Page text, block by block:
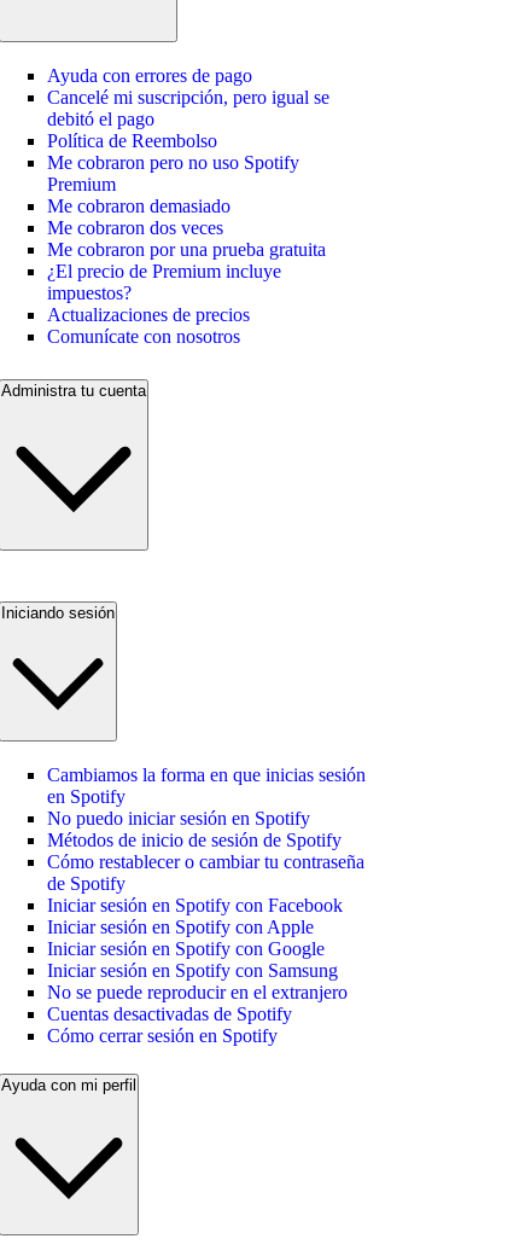
Ayuda con errores de pago
Cancelé mi suscripción, pero igual se
debitó el pago
Política de Reembolso
Me cobraron pero no uso Spotify
Premium
Me cobraron demasiado
Me cobraron dos veces
Me cobraron por una prueba gratuita
¿El precio de Premium incluye
impuestos?
Actualizaciones de precios
Comunícate con nosotros
Administra tu cuenta
Iniciando sesión
Cambiamos la forma en que inicias sesión
en Spotify
No puedo iniciar sesión en Spotify
Métodos de inicio de sesión de Spotify
Cómo restablecer o cambiar tu contraseña
de Spotify
Iniciar sesión en Spotify con Facebook
Iniciar sesión en Spotify con Apple
Iniciar sesión en Spotify con Google
Iniciar sesión en Spotify con Samsung
No se puede reproducir en el extranjero
Cuentas desactivadas de Spotify
Cómo cerrar sesión en Spotify
Ayuda con mi perfil